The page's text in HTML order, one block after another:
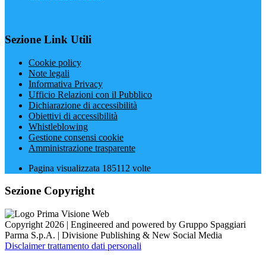
Sezione Link Utili
Cookie policy
Note legali
Informativa Privacy
Ufficio Relazioni con il Pubblico
Dichiarazione di accessibilità
Obiettivi di accessibilità
Whistleblowing
Gestione consensi cookie
Amministrazione trasparente
Pagina visualizzata 185112 volte
Sezione Copyright
Copyright 2026 | Engineered and powered by Gruppo Spaggiari
Parma S.p.A. | Divisione Publishing & New Social Media
Disclaimer trattamento dati personali